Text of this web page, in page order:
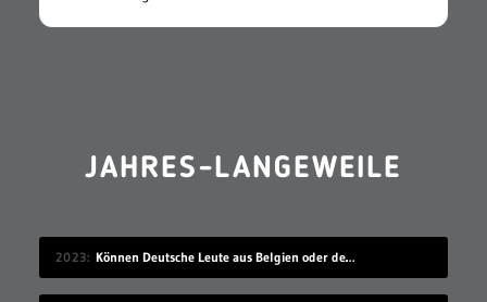
JAHRES-LANGEWEILE
2023 Können Deutsche Leute aus Belgien oder den Niederlanden verstehen?